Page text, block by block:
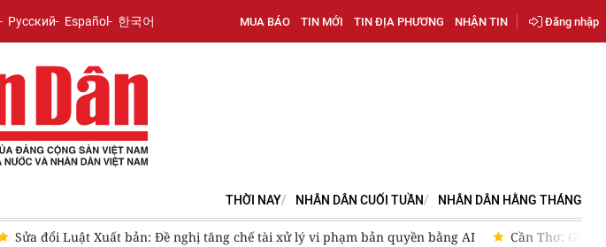
Русский Español 한국어 MUA BÁO TIN MỚI TIN ĐỊA PHƯƠNG NHẬN TIN Đăng nhập
THỜI NAY NHÂN DÂN CUỐI TUẦN NHÂN DÂN HẰNG THÁNG
Sửa đổi Luật Xuất bản: Đề nghị tăng chế tài xử lý vi phạm bản quyền bằng AI Cần Thơ: Gỡ